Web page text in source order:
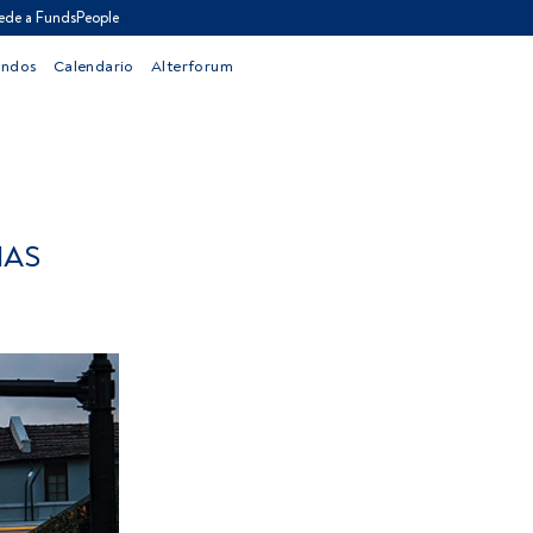
a FundsPeople
Calendario Alterforum